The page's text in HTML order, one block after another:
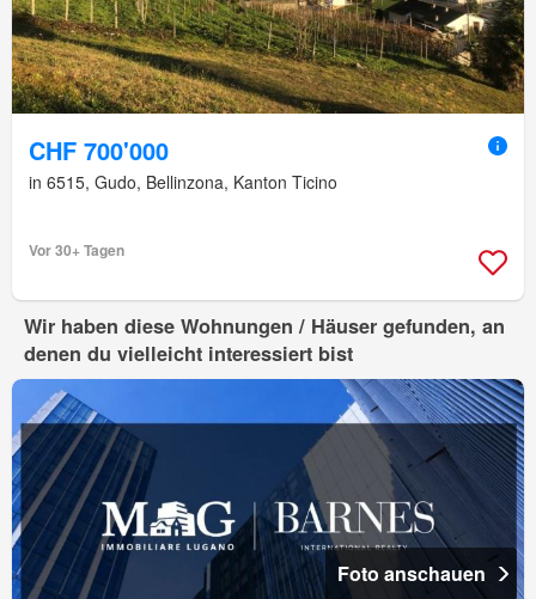
CHF 700'000
in 6515, Gudo, Bellinzona, Kanton Ticino
Vor 30+ Tagen
Wir haben diese Wohnungen / Häuser gefunden, an
denen du vielleicht interessiert bist
Foto anschauen